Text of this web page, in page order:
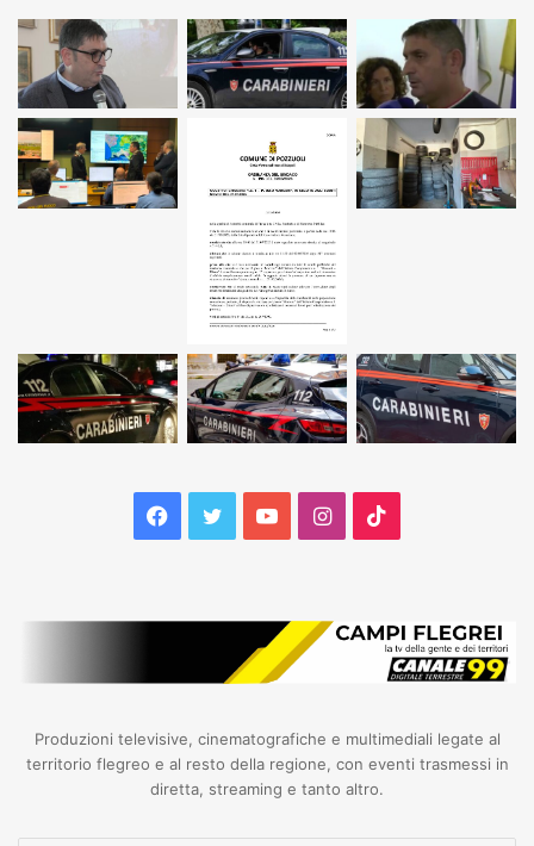
Facebook
TwitterYouTubeInstagram
Produzioni televisive, cinematografiche e multimediali legate al
territorio flegreo e al resto della regione, con eventi trasmessi in
diretta, streaming e tanto altro.